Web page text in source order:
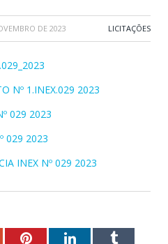
DE 2023 LICITAÇÕES
Nº 1.INEX.029 2023
029 2023
029 2023
INEX Nº 029 2023
PinterestLinkedInTumblr